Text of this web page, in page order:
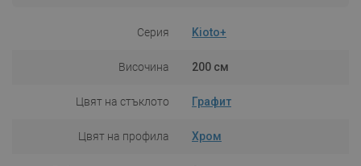
Серия Kioto+
Височина 200 см
Цвят на стъклото Графит
Цвят на профила Хром